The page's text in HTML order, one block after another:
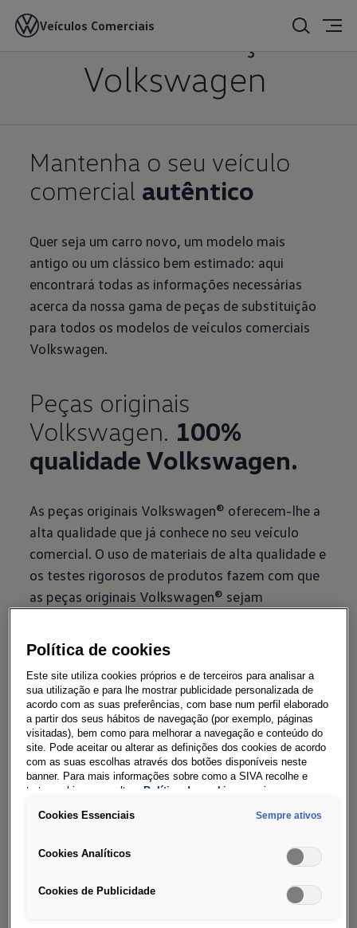
Veículos Comerciais
Gama de Peças
Volkswagen
Mantenha o seu veículo
comercial autêntico
Quer seja um carro novo, um modelo mais
antigo ou um clássico bem estimado: aqui
encontrará todas as informações necessárias
acerca da nossa gama de peças de substituição
para todos os modelos de veículos comerciais
Volkswagen.
Peças originais
Volkswagen. 100%
qualidade Volkswagen.
As peças originais Volkswagen® oferecem-lhe a
alta qualidade que já conhece no seu veículo
comercial. O uso de materiais de alta qualidade e
os testes rigorosos de produtos fazem com que
as peças originais Volkswagen® sejam
desgaste.
A peça correta para o seu
veículo comercial
Volkswagen
Entrega até 24 horas
Qualidade e rentabilidade
Peças Economy
Política de cookies
Este site utiliza cookies próprios e de terceiros para analisar a
sua utilização e para lhe mostrar publicidade personalizada de
acordo com as suas preferências, com base num perfil elaborado
a partir dos seus hábitos de navegação (por exemplo, páginas
visitadas), bem como para melhorar a navegação e conteúdo do
site. Pode aceitar ou alterar as definições dos cookies de acordo
com as suas escolhas através dos botões disponíveis neste
banner. Para mais informações sobre como a SIVA recolhe e
trata cookies, consulte aPolítica de cookies em vigor.
Cookies Essenciais Sempre ativos
Cookies Analíticos
Cookies de Publicidade